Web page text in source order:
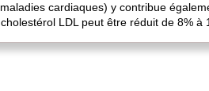
cardiaques) y contribue
LDL peut être réduit de 8% à